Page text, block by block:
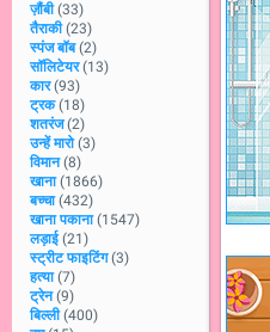
ज़ौंबी (33)
तैराकी (23)
स्पंज बॉब (2)
सॉलिटेयर (13)
कार (93)
ट्रक (18)
शतरंज (2)
उन्हें मारो (3)
विमान (8)
खाना (1866)
बच्चा (432)
खाना पकाना (1547)
लड़ाई (21)
स्ट्रीट फाइटिंग (3)
हत्या (7)
ट्रेन (9)
बिल्ली (400)